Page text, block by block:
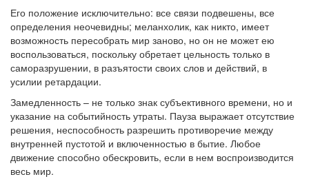
Его положение исключительно: все связи подвешены, все
определения неочевидны; меланхолик, как никто, имеет
возможность пересобрать мир заново, но он не может ею
воспользоваться, поскольку обретает цельность только в
саморазрушении, в разъятости своих слов и действий, в
усилии ретардации.
Замедленность – не только знак субъективного времени, но и
указание на событийность утраты. Пауза выражает отсутствие
решения, неспособность разрешить противоречие между
внутренней пустотой и включенностью в бытие. Любое
движение способно обескровить, если в нем воспроизводится
весь мир.